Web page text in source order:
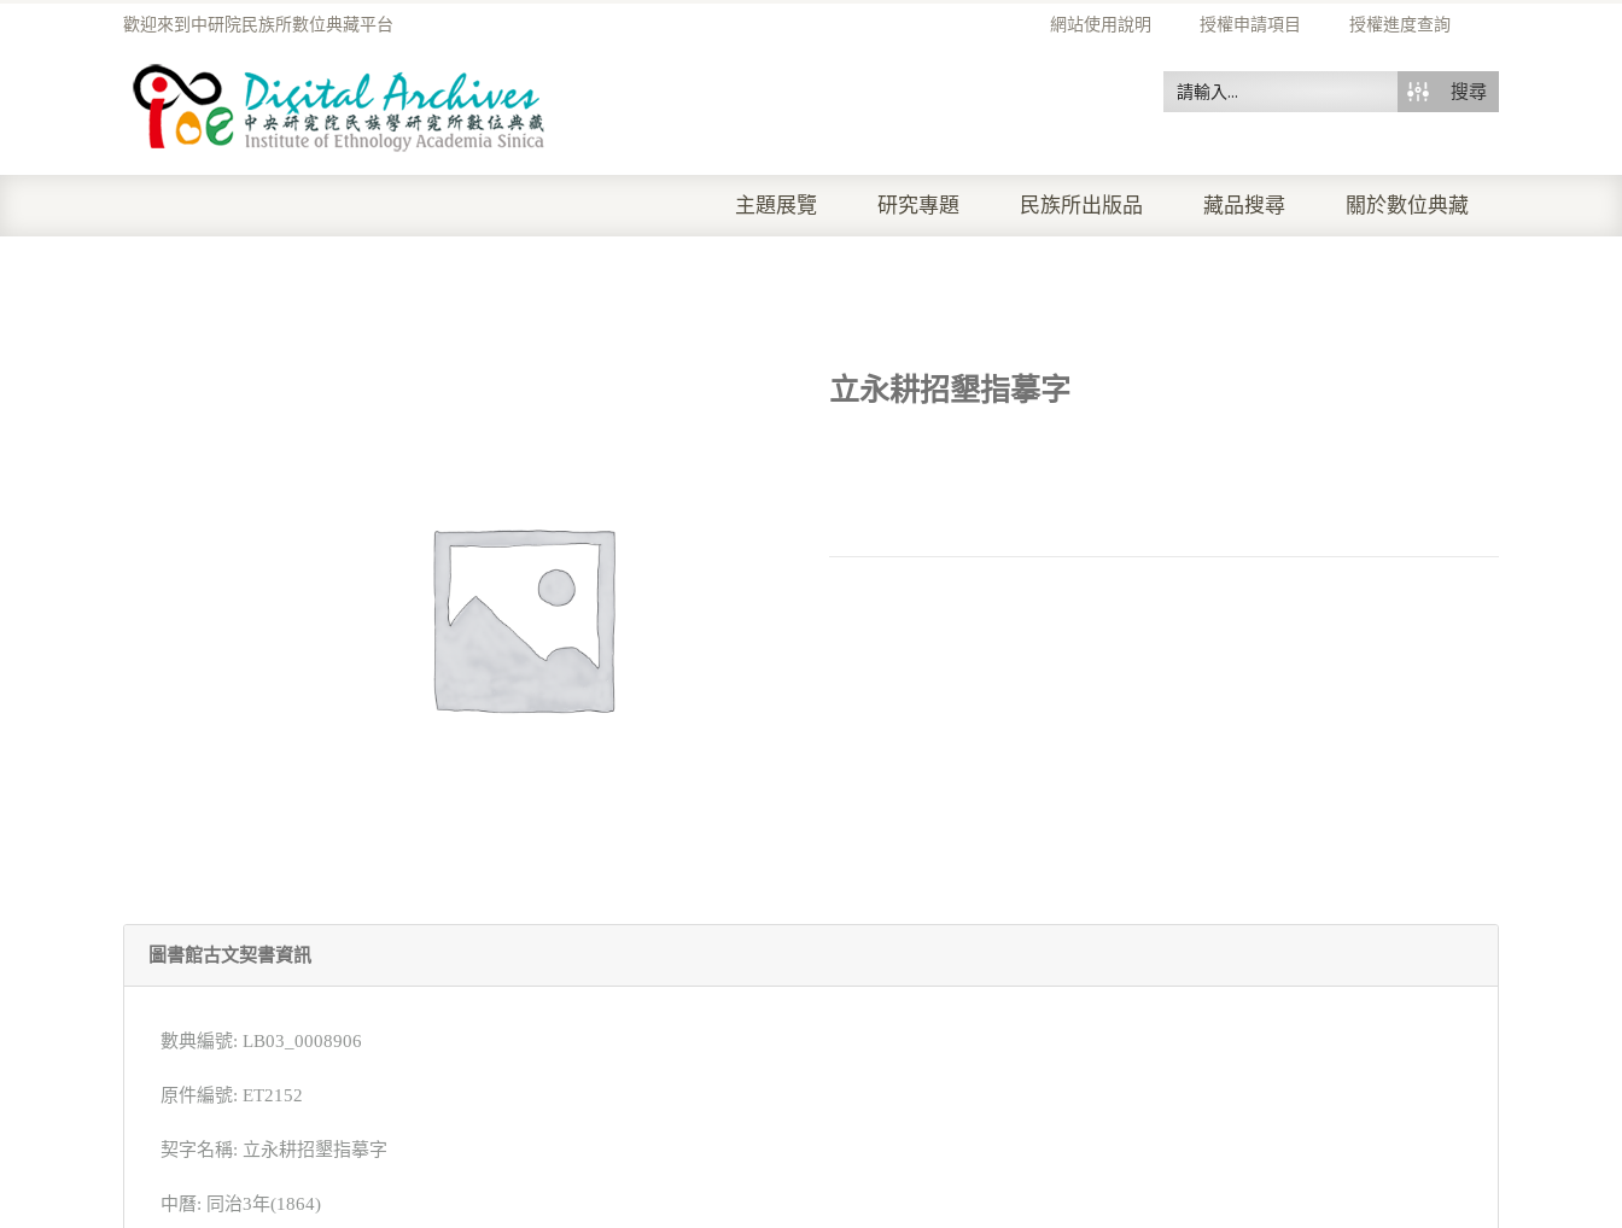
網站使用說明 授權申請項目 授權進度查詢
歡迎來到中研院民族所數位典藏平台
搜尋
主題展覽 研究專題 民族所出版品 藏品搜尋 關於數位典藏
立永耕招墾指摹字
圖書館古文契書資訊
數典編號: LB03_0008906
原件編號: ET2152
契字名稱: 立永耕招墾指摹字
中曆: 同治3年(1864)